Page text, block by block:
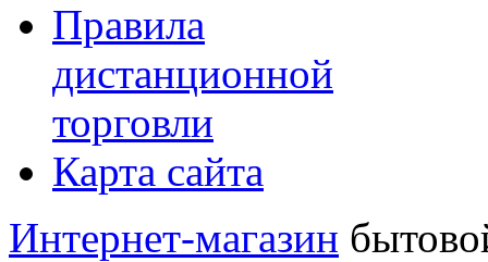
Правила
дистанционной
торговли
Карта сайта
Интернет-магазин